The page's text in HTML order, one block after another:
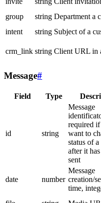
group
string Department a
intent
string Subject of a
crm_link string Client URL in
Message#
Field Type
id string
Message
required
want to
status of a
after it
sent
date number
Message
creation/
time,